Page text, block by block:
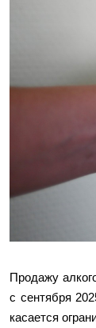
Продажу
с сентября
касается